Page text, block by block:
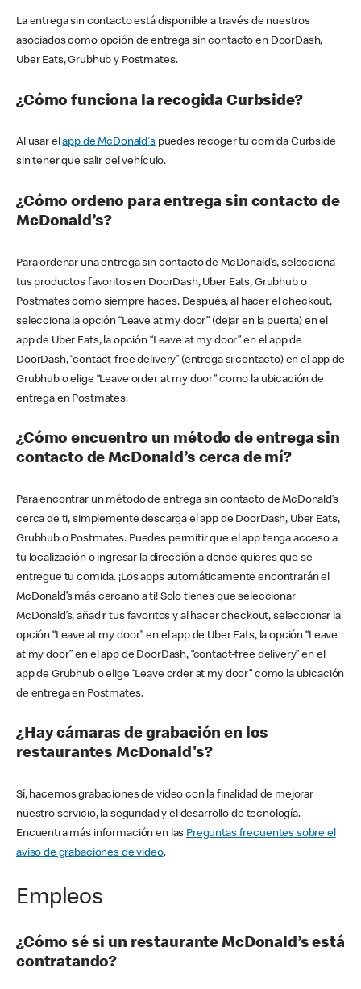
La entrega sin contacto está disponible a través de nuestros
asociados como opción de entrega sin contacto en DoorDash,
Uber Eats, Grubhub y Postmates.
¿Cómo funciona la recogida Curbside?
Al usar elapp de McDonald'spuedes recoger tu comida Curbside
sin tener que salir del vehículo.
¿Cómo ordeno para entrega sin contacto de
McDonald’s?
Para ordenar una entrega sin contacto de McDonald’s, selecciona
tus productos favoritos en DoorDash, Uber Eats, Grubhub o
Postmates como siempre haces. Después, al hacer el checkout,
selecciona la opción “Leave at my door” (dejar en la puerta) en el
app de Uber Eats, la opción “Leave at my door” en el app de
DoorDash, “contact-free delivery” (entrega si contacto) en el app de
Grubhub o elige “Leave order at my door” como la ubicación de
entrega en Postmates.
¿Cómo encuentro un método de entrega sin
contacto de McDonald’s cerca de mí?
Para encontrar un método de entrega sin contacto de McDonald’s
cerca de ti, simplemente descarga el app de DoorDash, Uber Eats,
Grubhub o Postmates. Puedes permitir que el app tenga acceso a
tu localización o ingresar la dirección a donde quieres que se
entregue tu comida. ¡Los apps automáticamente encontrarán el
McDonald’s más cercano a ti! Solo tienes que seleccionar
McDonald’s, añadir tus favoritos y al hacer checkout, seleccionar la
opción “Leave at my door” en el app de Uber Eats, la opción “Leave
at my door” en el app de DoorDash, “contact-free delivery” en el
app de Grubhub o elige “Leave order at my door” como la ubicación
de entrega en Postmates.
¿Hay cámaras de grabación en los
restaurantes McDonald's?
Sí, hacemos grabaciones de video con la finalidad de mejorar
nuestro servicio, la seguridad y el desarrollo de tecnología.
Encuentra más información en las Preguntas frecuentes sobre el
aviso de grabaciones de video.
Empleos
¿Cómo sé si un restaurante McDonald’s está
contratando?